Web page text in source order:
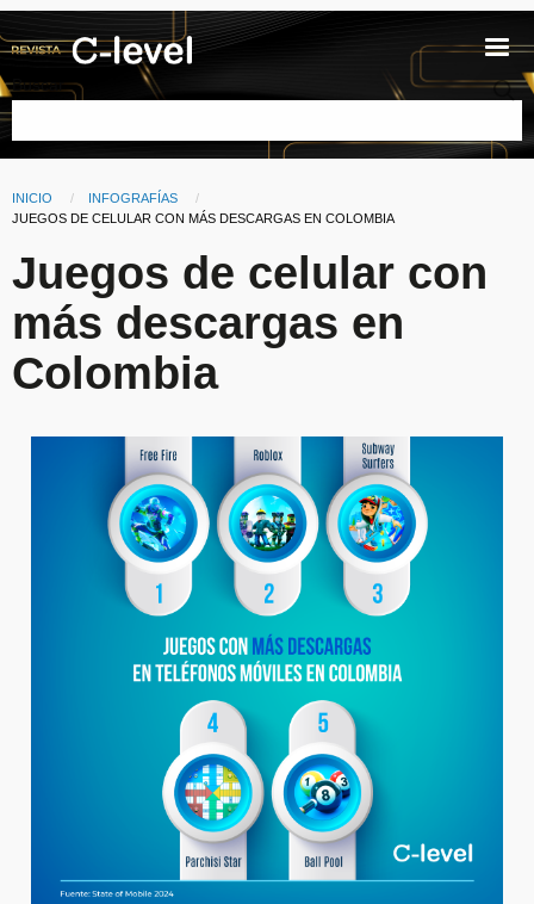
Pasar al contenido principal
Buscar
Ruta de navegación
INICIO
INFOGRAFÍAS
CURRENT:
JUEGOS DE CELULAR CON MÁS DESCARGAS EN COLOMBIA
Juegos de celular con
más descargas en
Colombia